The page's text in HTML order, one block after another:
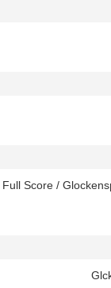
Full Score /